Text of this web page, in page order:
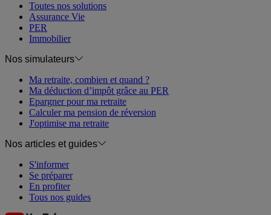
Toutes nos solutions
Assurance Vie
PER
Immobilier
Nos simulateurs
Ma retraite, combien et quand ?
Ma déduction d’impôt grâce au PER
Epargner pour ma retraite
Calculer ma pension de réversion
J'optimise ma retraite
Nos articles et guides
S'informer
Se préparer
En profiter
Tous nos guides